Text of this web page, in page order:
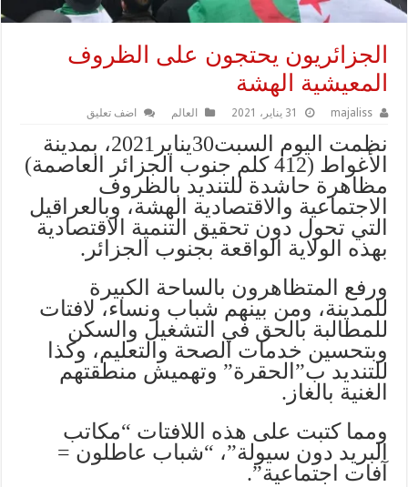
الجزائريون يحتجون على الظروف
المعيشية الهشة
majaliss 31 يناير، 2021 العالم اضف تعليق
نظمت اليوم السبت30يناير2021، بمدينة
الأغواط (412 كلم جنوب الجزائر العاصمة)
مظاهرة حاشدة للتنديد بالظروف
الاجتماعية والاقتصادية الهشة، وبالعراقيل
التي تحول دون تحقيق التنمية الاقتصادية
بهذه الولاية الواقعة بجنوب الجزائر.
ورفع المتظاهرون بالساحة الكبيرة
للمدينة، ومن بينهم شباب ونساء، لافتات
للمطالبة بالحق في التشغيل والسكن
وبتحسين خدمات الصحة والتعليم، وكذا
للتنديد ب”الحقرة” وتهميش منطقتهم
الغنية بالغاز.
ومما كتبت على هذه اللافتات “مكاتب
البريد دون سيولة”، “شباب عاطلون =
آفات اجتماعية”.